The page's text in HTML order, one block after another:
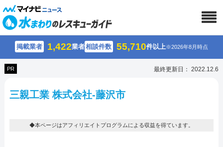
掲載業者 1,422業者相談件数 55,710件以上※2026年8月時点
PR 最終更新日： 2022.12.6
三親工業 株式会社-藤沢市
◆本ページはアフィリエイトプログラムによる収益を得ています。